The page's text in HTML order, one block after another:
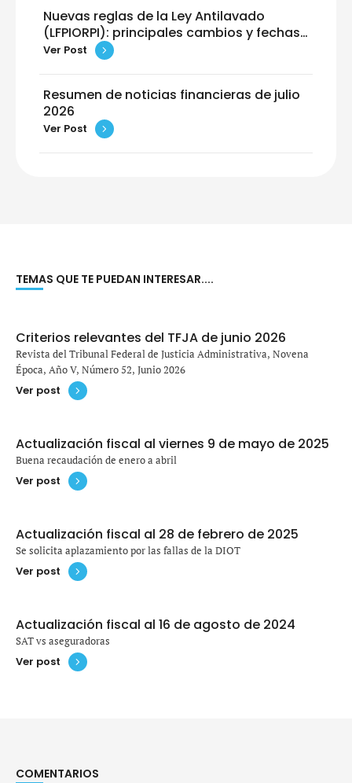
Nuevas reglas de la Ley Antilavado
(LFPIORPI): principales cambios y fechas
clave
Ver Post
Resumen de noticias financieras de julio
2026
Ver Post
TEMAS QUE TE PUEDAN INTERESAR....
Criterios relevantes del TFJA de junio 2026
Revista del Tribunal Federal de Justicia Administrativa, Novena
Época, Año V, Número 52, Junio 2026
Ver post
Actualización fiscal al viernes 9 de mayo de 2025
Buena recaudación de enero a abril
Ver post
Actualización fiscal al 28 de febrero de 2025
Se solicita aplazamiento por las fallas de la DIOT
Ver post
Actualización fiscal al 16 de agosto de 2024
SAT vs aseguradoras
Ver post
COMENTARIOS